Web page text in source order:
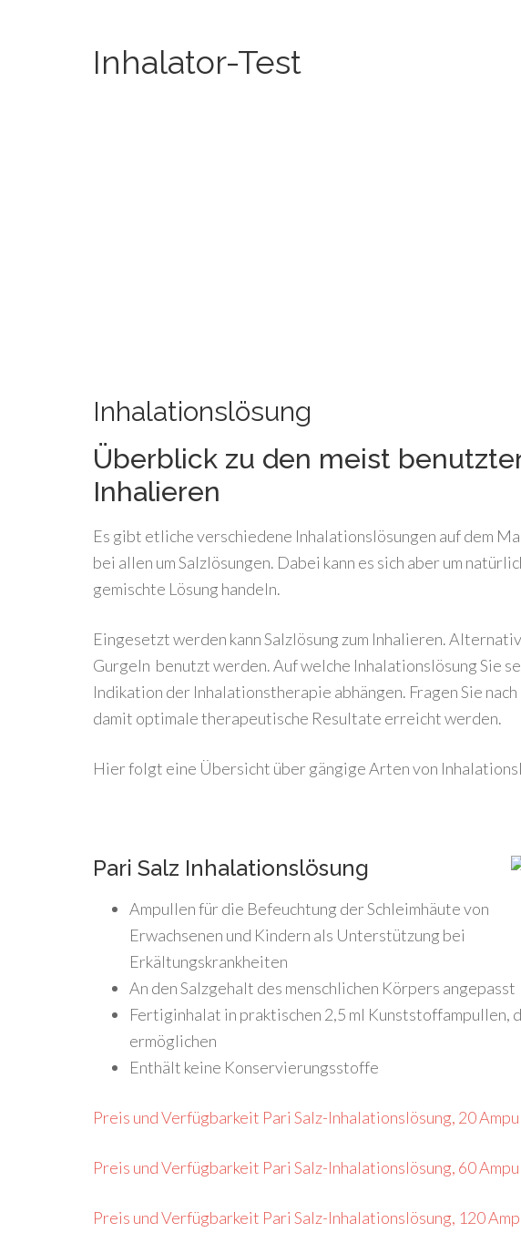
Inhalator-Test
Inhalationslösung
Überblick zu den meist
Inhalieren
Es gibt etliche verschiedene Inhalationslösungen auf dem
bei allen um Salzlösungen. Dabei kann es sich aber um
gemischte Lösung handeln.
Eingesetzt werden kann Salzlösung zum Inhalieren.
Gurgeln benutzt werden. Auf welche Inhalationslösung Sie
Indikation der Inhalationstherapie abhängen. Fragen Sie
damit optimale therapeutische Resultate erreicht werden.
Hier folgt eine Übersicht über gängige Arten von
Pari Salz Inhalationslösung
Ampullen für die Befeuchtung der Schleimhäute von
Erwachsenen und Kindern als Unterstützung bei
Erkältungskrankheiten
An den Salzgehalt des menschlichen Körpers angepasst
Fertiginhalat in praktischen 2,5 ml Kunststoffampullen,
ermöglichen
Enthält keine Konservierungsstoffe
Preis und Verfügbarkeit Pari Salz-Inhalationslösung, 20
Preis und Verfügbarkeit Pari Salz-Inhalationslösung, 60
Preis und Verfügbarkeit Pari Salz-Inhalationslösung, 120